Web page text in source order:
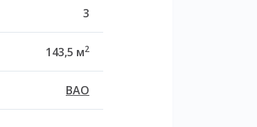
3
143,5 м2
ВАО